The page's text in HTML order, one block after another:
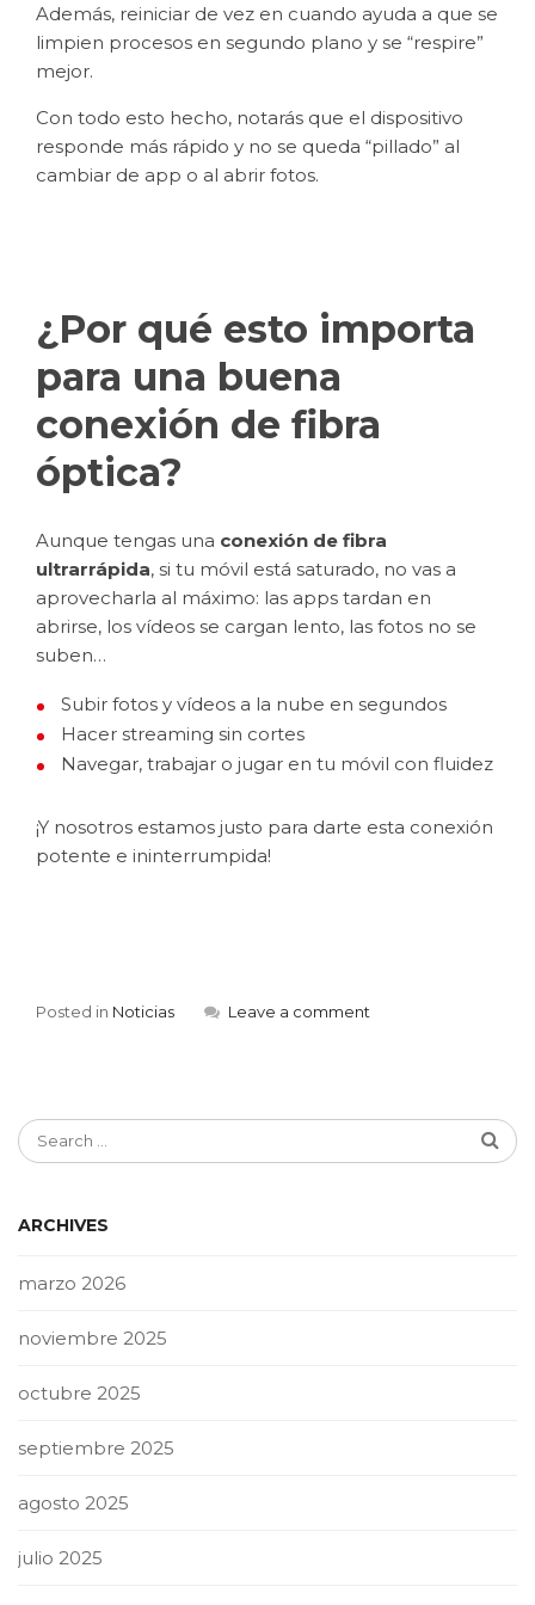
Además, reiniciar de vez en cuando ayuda a que se
limpien procesos en segundo plano y se “respire”
mejor.
Con todo esto hecho, notarás que el dispositivo
responde más rápido y no se queda “pillado” al
cambiar de app o al abrir fotos.
¿Por qué esto importa
para una buena
conexión de fibra
óptica?
Aunque tengas una conexión de fibra
ultrarrápida, si tu móvil está saturado, no vas a
aprovecharla al máximo: las apps tardan en
abrirse, los vídeos se cargan lento, las fotos no se
suben…
Subir fotos y vídeos a la nube en segundos
Hacer streaming sin cortes
Navegar, trabajar o jugar en tu móvil con fluidez
¡Y nosotros estamos justo para darte esta conexión
potente e ininterrumpida!
Posted in Noticias Leave a comment
ARCHIVES
marzo 2026
noviembre 2025
octubre 2025
septiembre 2025
agosto 2025
julio 2025